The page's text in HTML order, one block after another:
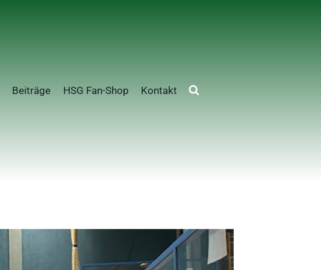
Beiträge HSG Fan-Shop Kontakt